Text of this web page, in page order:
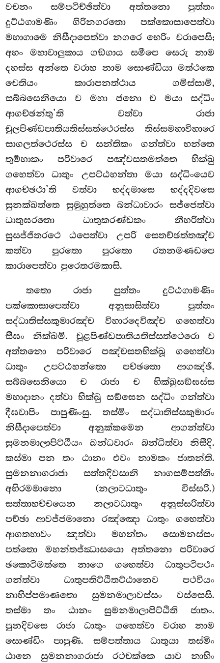
වචනං සම්පටිච්ඡිත්වා අත්තනො පුත්තං
දුට්ඨගාමණිං ගිරිනගරතො පක්කොසාපෙත්වා
මහාගාමෙ නිසීදාපෙත්වා නගරෙ භෙරිං චරාපෙසි;
අහං මහාවාලුකාය ගඞ්ගාය සමීපෙ සෙරු නාම
දහස්ස අන්තෙ වරාහ නාම සොණ්ඩියා මත්ථකෙ
චෙතියං කාරාපනත්ථාය ගමිස්සාමි,
සබ්බසෙනියො ච මහා ජනො ච මයා සද්ධිං
ආගච්ඡන්තු’ති වත්වා රාජා
චුලපිණ්ඩපාතියතිස්සත්ථෙරස්ස තිස්සමහාවිහාරෙ
සාගලත්ථෙරස්ස ච සන්තිකං ගන්ත්වා භන්තෙ
තුම්හාකං පරිවාරෙ පඤ්චසතමත්තෙ භික්ඛු
ගහෙත්වා ධාතුං උපට්ඨහන්තා මයා සද්ධිංයෙව
ආගච්ඡථා’ති වත්වා භද්දමාසෙ භද්දදිවසෙ
සුනක්ඛත්තෙ සුමුහුත්තෙ බන්ධාවාරං සජ්ජෙත්වා
ධාතුඝරතො ධාතුකරණ්ඩකං නීහරිත්වා
සුසජ්ජිතරථෙ ඨපෙත්වා උපරි සෙතච්ඡත්තඤ්ච
කත්වා පුරතො පුරතො රතනමණඩපෙ
කාරාපෙත්වා පුරෙතරමකාසි.
තතො රාජා පුත්තං දුට්ඨගාමණිං
පක්කොසාපෙත්වා අනුසාසිත්වා පුත්තං
සද්ධාතිස්සකුමාරඤ්ච විහාරදෙවිඤ්ච ගහෙත්වා
සීඝං නික්ඛමි. චූළපිණ්ඩපාතියතිස්සත්ථෙරො ච
අත්තනො පරිවාරෙ පඤ්චසතභික්ඛූ ගහෙත්වා
ධාතුං උපට්ඨහන්තො පච්ඡතො ආගඤ්ඡි.
සබ්බසෙනියො ච රාජා ච භික්ඛුසඞ්ඝස්ස
මහාදානං දත්වා භික්ඛු සඞ්ඝෙන සද්ධිං ගන්ත්වා
දීඝවාපිං පාපුණිංසු. තස්මිං සද්ධාතිස්සකුමාරං
නිසීදාපෙත්වා අනුක්කමෙන ආගන්ත්වා
සුමනමාලාපිට්ඨියං ඛන්ධවාරං බන්ධිත්වා නිසීදි.
කස්මා පන තං ඨානං එවං නාමකං ජාතන්ති.
සුමනනාගරාජා සත්තදිවසානි නාගසම්පත්තිං
අභිරමමානො (නලාටධාතුං විස්සරි.)
සත්තාහච්චයෙන නලාටධාතුං අනුස්සරිත්වා
පච්ඡා ආවජ්ජමානො රඤ්ඤො ධාතුං ගහෙත්වා
ආගතභාවං ඤත්වා මහන්තං සොමනස්සං
පත්තො මහන්තජ්ඣාසයො අත්තනො පරිවාරෙ
ඡකොටිමත්තෙ නාගෙ ගහෙත්වා ධාතුපටිපථං
ගන්ත්වා ධාතුපතිට්ඨිතට්ඨානෙව පථවියං
නාභිප්පමාණතො සුමනමාලාවස්සං වස්සෙසි.
තස්මා තං ඨානං සුමනමාලාපිට්ඨිති ජාතං.
පුනදිවසෙ රාජා ධාතුං ගහෙත්වා වරාහ නාම
සොණ්ඩිං පාපුණි. සම්පත්තාය ධාතුයා තස්මිං
ඨානෙ සුමනනාගරාජා රථචක්කෙ යාව නාභිං